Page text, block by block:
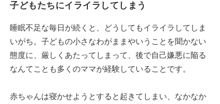
子どもたちにイライラしてしまう
睡眠不足な毎日が続くと、どうしてもイライラしてしま
いがち。子どもの小さなわがままやいうことを聞かない
態度に、厳しくあたってしまって、後で自己嫌悪に陥る
なんてことも多くのママが経験していることです。
赤ちゃんは寝かせようとすると起きてしまい、なかなか